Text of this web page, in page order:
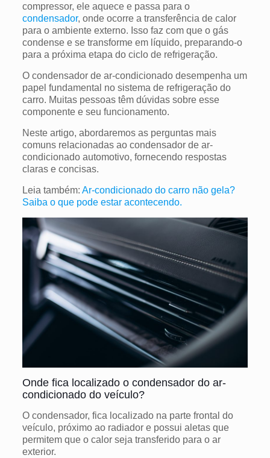
compressor, ele aquece e passa para o
condensador, onde ocorre a transferência de calor
para o ambiente externo. Isso faz com que o gás
condense e se transforme em líquido, preparando-o
para a próxima etapa do ciclo de refrigeração.
O condensador de ar-condicionado desempenha um
papel fundamental no sistema de refrigeração do
carro. Muitas pessoas têm dúvidas sobre esse
componente e seu funcionamento.
Neste artigo, abordaremos as perguntas mais
comuns relacionadas ao condensador de ar-
condicionado automotivo, fornecendo respostas
claras e concisas.
Leia também: Ar-condicionado do carro não gela?
Saiba o que pode estar acontecendo.
Onde fica localizado o condensador do ar-
condicionado do veículo?
O condensador, fica localizado na parte frontal do
veículo, próximo ao radiador e possui aletas que
permitem que o calor seja transferido para o ar
exterior.